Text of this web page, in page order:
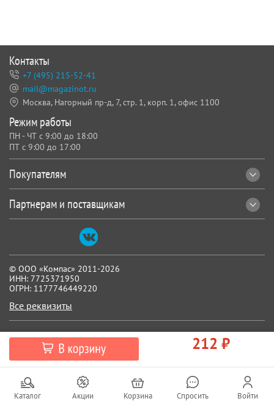
Каталог Акции Корзина Спросить Войти
212 ₽
© ООО «Компас» 2011-2026
ИНН: 7725371950
ОГРН: 1177746449220
Все реквизиты
Покупателям
Партнерам и поставщикам
Контакты
+7 (495) 215-52-41
mail@magazinot.ru
Москва, Нагорный пр-д, 7, стр. 1, корп. 1, офис 1100
Режим работы
ПН - ЧТ с 9:00 до 18:00
ПТ с 9:00 до 17:00